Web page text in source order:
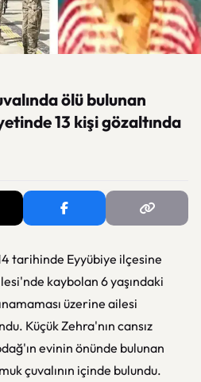
ölü bulunan
13 kişi gözaltında
tarihinde Eyyübiye ilçesine
kaybolan 6 yaşındaki
üzerine ailesi
Küçük Zehra'nın cansız
evinin önünde bulunan
çuvalının içinde bulundu.